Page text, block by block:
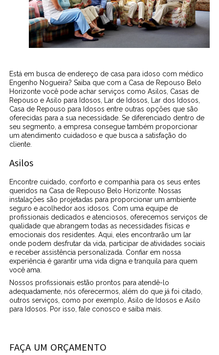
Está em busca de endereço de casa para idoso com médico
Engenho Nogueira? Saiba que com a Casa de Repouso Belo
Horizonte você pode achar serviços como Asilos, Casas de
Repouso e Asilo para Idosos, Lar de Idosos, Lar dos Idosos,
Casa de Repouso para Idosos entre outras opções que são
oferecidas para a sua necessidade. Se diferenciado dentro de
seu segmento, a empresa consegue também proporcionar
um atendimento cuidadoso e que busca a satisfação do
cliente.
Asilos
Encontre cuidado, conforto e companhia para os seus entes
queridos na Casa de Repouso Belo Horizonte. Nossas
instalações são projetadas para proporcionar um ambiente
seguro e acolhedor aos idosos. Com uma equipe de
profissionais dedicados e atenciosos, oferecemos serviços de
qualidade que abrangem todas as necessidades físicas e
emocionais dos residentes. Aqui, eles encontrarão um lar
onde podem desfrutar da vida, participar de atividades sociais
e receber assistência personalizada. Confiar em nossa
experiência é garantir uma vida digna e tranquila para quem
você ama.
Nossos profissionais estão prontos para atendê-lo
adequadamente, nós oferecermos, além do que já foi citado,
outros serviços, como por exemplo, Asilo de Idosos e Asilo
para Idosos. Por isso, fale conosco e saiba mais.
FAÇA UM ORÇAMENTO